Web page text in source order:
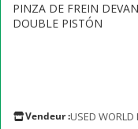
PINZA DE FREIN
DOUBLE PISTÓN
Vendeur :USED WORLD